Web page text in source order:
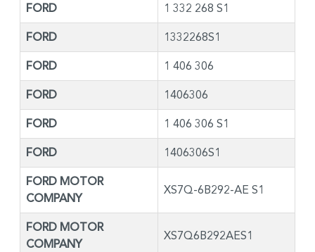
FORD 1 332 268 S1
FORD 1332268S1
FORD 1 406 306
FORD 1406306
FORD 1 406 306 S1
FORD 1406306S1
FORD MOTOR
COMPANY
XS7Q-6B292-AE S1
FORD MOTOR
COMPANY
XS7Q6B292AES1